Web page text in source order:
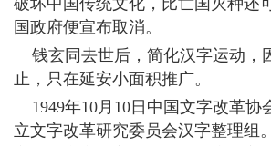
破坏中国传统文化，比亡国灭种还
国政府便宣布取消。
钱玄同去世后，简化汉字运动，
止，只在延安小面积推广。
1949年10月10日中国文字改革协
立文字改革研究委员会汉字整理组